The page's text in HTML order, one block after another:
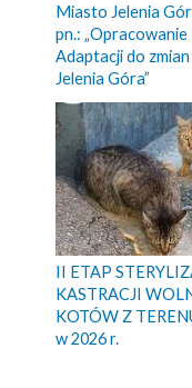
Miasto Jelenia
pn.:
Adaptacji do
Jelenia Góra”
II ETAP
KASTRACJI
KOTÓW Z
w 2026 r.